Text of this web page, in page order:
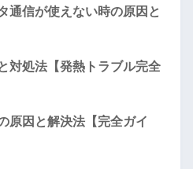
通信が使えない時の原因と
対処法【発熱トラブル完全
原因と解決法【完全ガイ